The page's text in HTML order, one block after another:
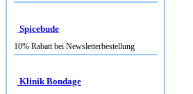
Spicebude
10% Rabatt bei Newsletterbestellung
Klinik Bondage